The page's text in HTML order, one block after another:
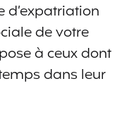
d’expatriation
de votre
à ceux dont
dans leur